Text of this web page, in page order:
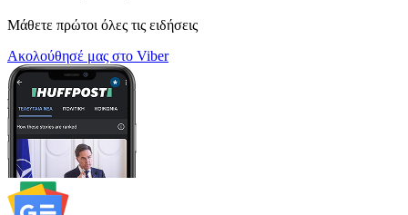
Μάθετε πρώτοι όλες τις ειδήσεις
Ακολούθησέ μας στο Viber